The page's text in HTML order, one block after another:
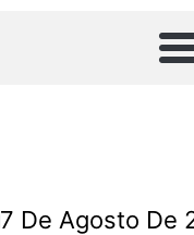
7 De Agosto De